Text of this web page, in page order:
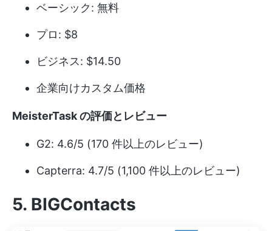
ベーシック: 無料
プロ: $8
ビジネス: $14.50
企業向けカスタム価格
MeisterTask の評価とレビュー
G2: 4.6/5 (170 件以上のレビュー)
Capterra: 4.7/5 (1,100 件以上のレビュー)
5. BIGContacts